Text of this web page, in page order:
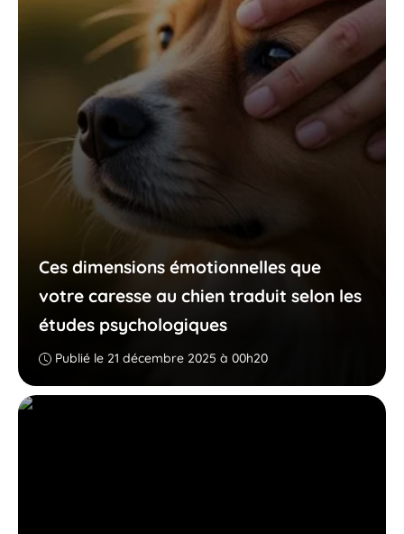
Ces dimensions émotionnelles que
votre caresse au chien traduit selon les
études psychologiques
Publié le 21 décembre 2025 à 00h20